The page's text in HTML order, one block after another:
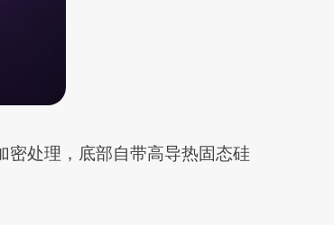
密处理，底部自带高导热固态硅